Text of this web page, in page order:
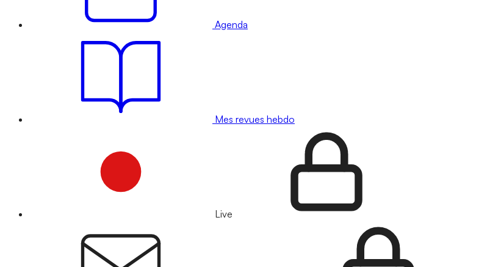
Agenda
Mes revues hebdo
Live